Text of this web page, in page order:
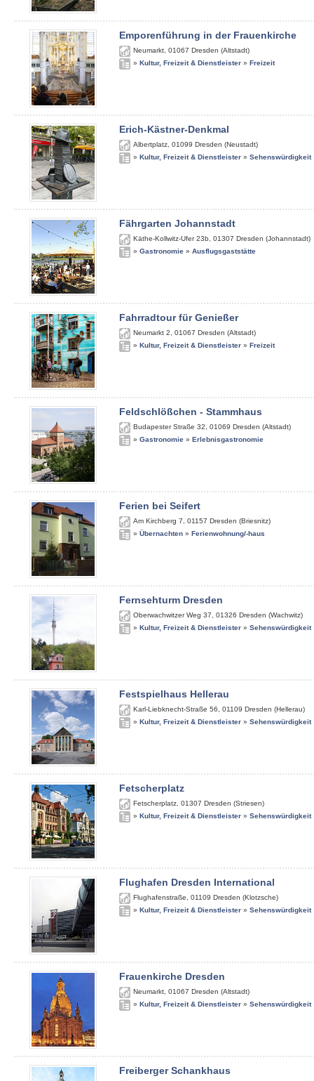
Emporenführung in der Frauenkirche
Neumarkt 01067 Dresden (Altstadt)
» Kultur, Freizeit & Dienstleister » Freizeit
Erich-Kästner-Denkmal
Albertplatz 01099 Dresden (Neustadt)
» Kultur, Freizeit & Dienstleister » Sehenswürdigkeit
Fährgarten Johannstadt
Käthe-Kollwitz-Ufer 23b 01307 Dresden (Johannstadt)
» Gastronomie » Ausflugsgaststätte
Fahrradtour für Genießer
Neumarkt 2 01067 Dresden (Altstadt)
» Kultur, Freizeit & Dienstleister » Freizeit
Feldschlößchen - Stammhaus
Budapester Straße 32 01069 Dresden (Altstadt)
» Gastronomie » Erlebnisgastronomie
Ferien bei Seifert
Am Kirchberg 7 01157 Dresden (Briesnitz)
» Übernachten » Ferienwohnung/-haus
Fernsehturm Dresden
Oberwachwitzer Weg 37 01326 Dresden (Wachwitz)
» Kultur, Freizeit & Dienstleister » Sehenswürdigkeit
Festspielhaus Hellerau
Karl-Liebknecht-Straße 56 01109 Dresden (Hellerau)
» Kultur, Freizeit & Dienstleister » Sehenswürdigkeit
Fetscherplatz
Fetscherplatz 01307 Dresden (Striesen)
» Kultur, Freizeit & Dienstleister » Sehenswürdigkeit
Flughafen Dresden International
Flughafenstraße 01109 Dresden (Klotzsche)
» Kultur, Freizeit & Dienstleister » Sehenswürdigkeit
Frauenkirche Dresden
Neumarkt 01067 Dresden (Altstadt)
» Kultur, Freizeit & Dienstleister » Sehenswürdigkeit
Freiberger Schankhaus